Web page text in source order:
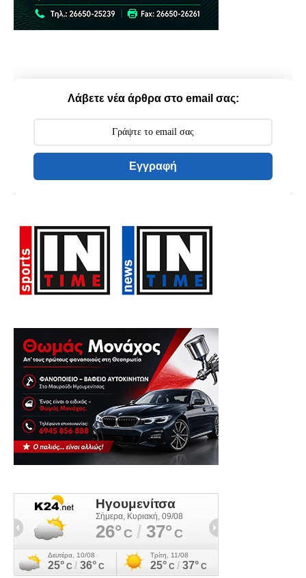
Λάβετε νέα άρθρα στο email σας:
Εγγραφή